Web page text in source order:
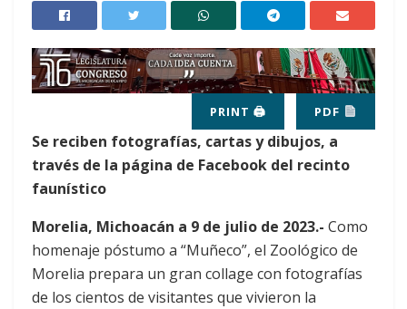
PRINT 🖨 PDF
Se reciben fotografías, cartas y dibujos, a
través de la página de Facebook del recinto
faunístico
Morelia, Michoacán a 9 de julio de 2023.- Como
homenaje póstumo a “Muñeco”, el Zoológico de
Morelia prepara un gran collage con fotografías
de los cientos de visitantes que vivieron la